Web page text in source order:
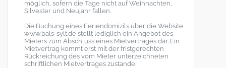
möglich, sofern die Tage nicht auf Weihnachten,
Silvester und Neujahr fallen.
Die Buchung eines Feriendomizils über die Website
www.bals-sylt.de stellt lediglich ein Angebot des
Mieters zum Abschluss eines Mietvertrages dar. Ein
Mietvertrag kommt erst mit der fristgerechten
Rückreichung des vom Mieter unterzeichneten
schriftlichen Mietvertrages zustande.